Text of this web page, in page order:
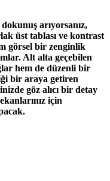
arıyorsanız,
üst tablası ve kontrast
görsel bir zenginlik
Alt alta geçebilen
hem de düzenli bir
bir araya getiren
göz alıcı bir detay
için